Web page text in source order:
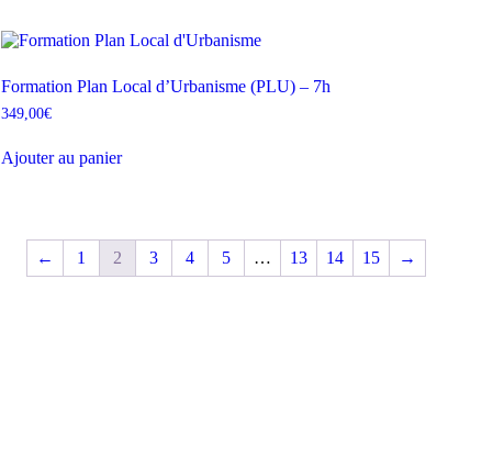
Formation Plan Local d’Urbanisme (PLU) – 7h
349,00€
Ajouter au panier
← 1 2 3 4 5 … 13 14 15 →